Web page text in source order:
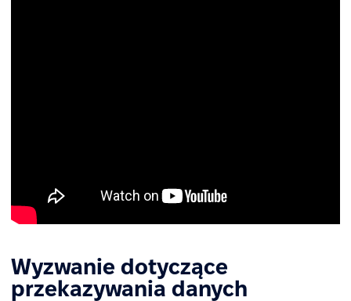
Wyzwanie dotyczące
przekazywania danych